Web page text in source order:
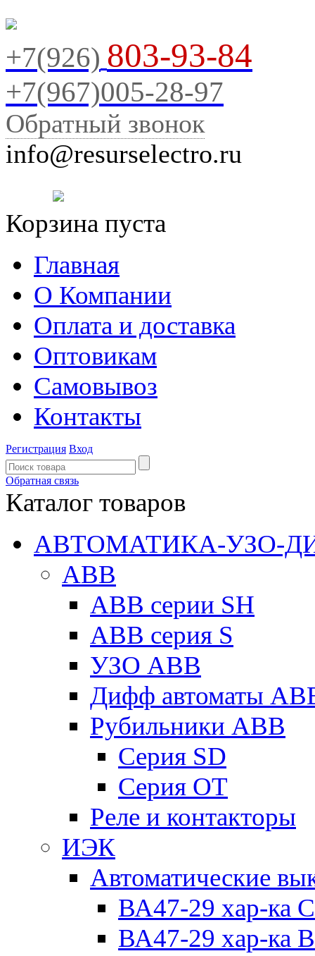
+7(926) 803-93-84
+7(967)005-28-97
Обратный звонок
info@resurselectro.ru
Корзина пуста
Главная
О Компании
Оплата и доставка
Оптовикам
Самовывоз
Контакты
Регистрация Вход
Обратная связь
Каталог товаров
АВТОМАТИКА-УЗО-
ABB
ABB серии SH
ABB серия S
УЗО ABB
Дифф автоматы
Рубильники ABB
Серия SD
Серия ОТ
Реле и контакторы
ИЭК
Автоматические
ВА47-29 хар-ка C
ВА47-29 хар-ка B